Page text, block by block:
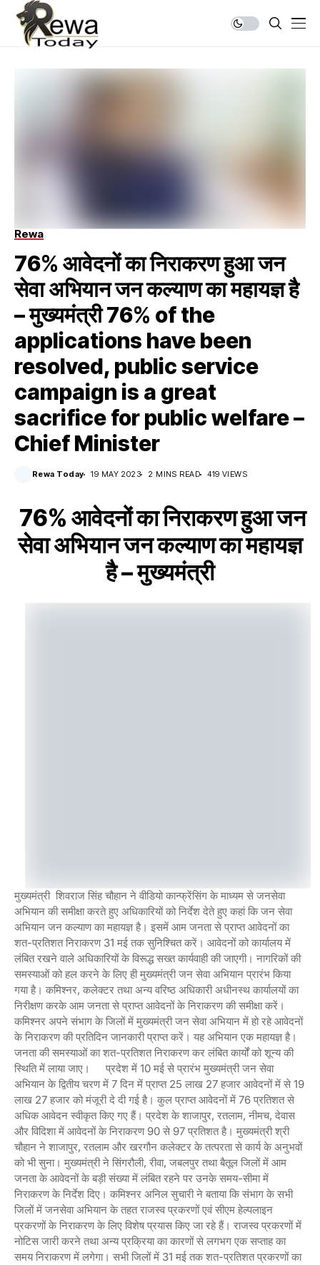
Rewa
76% आवेदनों का निराकरण हुआ जन
सेवा अभियान जन कल्याण का महायज्ञ है
– मुख्यमंत्री 76% of the
applications have been
resolved, public service
campaign is a great
sacrifice for public welfare –
Chief Minister
Rewa Today 19 MAY 2023 2 MINS READ 419 VIEWS
76% आवेदनों का निराकरण हुआ जन
सेवा अभियान जन कल्याण का महायज्ञ
है – मुख्यमंत्री
मुख्यमंत्री शिवराज सिंह चौहान ने वीडियो कान्फ्रेंसिंग के माध्यम से जनसेवा
अभियान की समीक्षा करते हुए अधिकारियों को निर्देश देते हुए कहां कि जन सेवा
अभियान जन कल्याण का महायज्ञ है। इसमें आम जनता से प्राप्त आवेदनों का
शत-प्रतिशत निराकरण 31 मई तक सुनिश्चित करें। आवेदनों को कार्यालय में
लंबित रखने वाले अधिकारियों के विरूद्ध सख्त कार्यवाही की जाएगी। नागरिकों की
समस्याओं को हल करने के लिए ही मुख्यमंत्री जन सेवा अभियान प्रारंभ किया
गया है। कमिश्नर, कलेक्टर तथा अन्य वरिष्ठ अधिकारी अधीनस्थ कार्यालयों का
निरीक्षण करके आम जनता से प्राप्त आवेदनों के निराकरण की समीक्षा करें।
कमिश्नर अपने संभाग के जिलों में मुख्यमंत्री जन सेवा अभियान में हो रहे आवेदनों
के निराकरण की प्रतिदिन जानकारी प्राप्त करें। यह अभियान एक महायज्ञ है।
जनता की समस्याओं का शत-प्रतिशत निराकरण कर लंबित कार्यों को शून्य की
स्थिति में लाया जाए।
प्रदेश में 10 मई से प्रारंभ मुख्यमंत्री जन सेवा
अभियान के द्वितीय चरण में 7 दिन में प्राप्त 25 लाख 27 हजार आवेदनों में से 19
लाख 27 हजार को मंजूरी दे दी गई है। कुल प्राप्त आवेदनों में 76 प्रतिशत से
अधिक आवेदन स्वीकृत किए गए हैं। प्रदेश के शाजापुर, रतलाम, नीमच, देवास
और विदिशा में आवेदनों के निराकरण 90 से 97 प्रतिशत है। मुख्यमंत्री श्री
चौहान ने शाजापुर, रतलाम और खरगौन कलेक्टर के तत्परता से कार्य के अनुभवों
को भी सुना। मुख्यमंत्री ने सिंगरौली, रीवा, जबलपुर तथा बैतूल जिलों में आम
जनता के आवेदनों के बड़ी संख्या में लंबित रहने पर उनके समय-सीमा में
निराकरण के निर्देश दिए। कमिश्नर अनिल सुचारी ने बताया कि संभाग के सभी
जिलों में जनसेवा अभियान के तहत राजस्व प्रकरणों एवं सीएम हेल्पलाइन
प्रकरणों के निराकरण के लिए विशेष प्रयास किए जा रहे हैं। राजस्व प्रकरणों में
नोटिस जारी करने तथा अन्य प्रक्रिया का कारणों से लगभग एक सप्ताह का
समय निराकरण में लगेगा। सभी जिलों में 31 मई तक शत-प्रतिशत प्रकरणों का